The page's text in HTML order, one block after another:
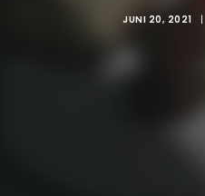
JUNI 20, 2021 |